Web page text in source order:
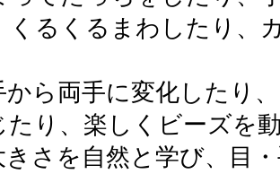
くるくるまわしたり、
から両手に変化したり
たり、楽しくビーズを
きさを自然と学び、目